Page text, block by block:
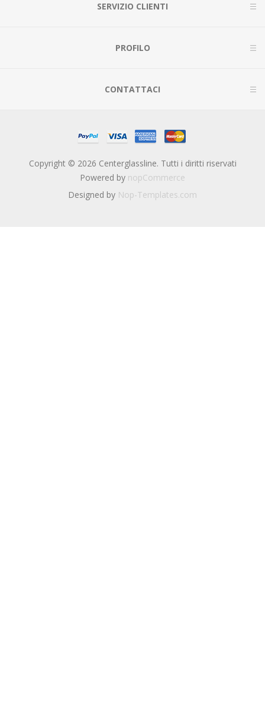
SERVIZIO CLIENTI
PROFILO
CONTATTACI
Copyright © 2026 Centerglassline. Tutti i diritti riservati
Powered by nopCommerce
Designed by Nop-Templates.com